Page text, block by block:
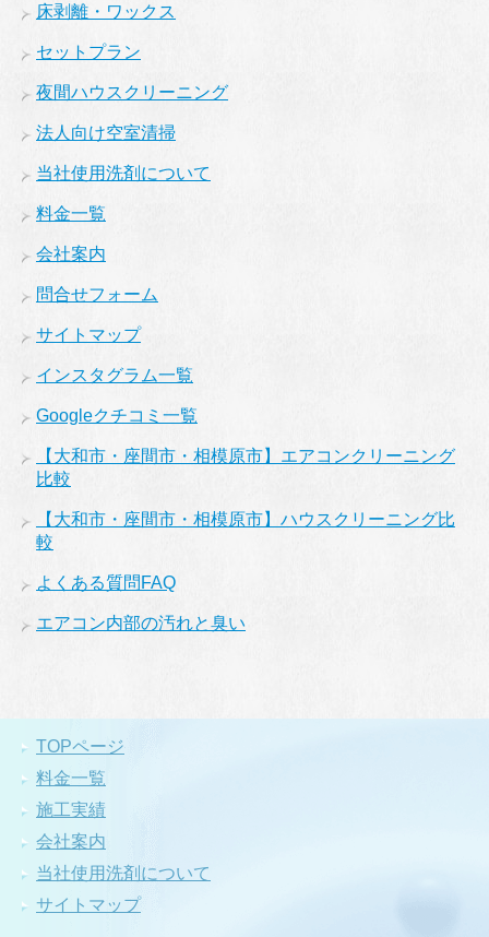
床剥離・ワックス
セットプラン
夜間ハウスクリーニング
法人向け空室清掃
当社使用洗剤について
料金一覧
会社案内
問合せフォーム
サイトマップ
インスタグラム一覧
Googleクチコミ一覧
【大和市・座間市・相模原市】エアコンクリーニング
比較
【大和市・座間市・相模原市】ハウスクリーニング比
較
よくある質問FAQ
エアコン内部の汚れと臭い
TOPページ
料金一覧
施工実績
会社案内
当社使用洗剤について
サイトマップ